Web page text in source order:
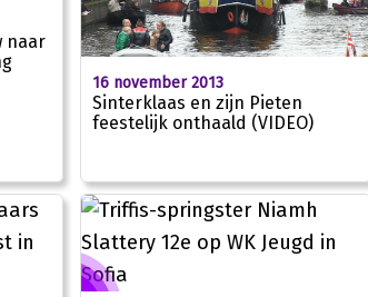
naar
16 november 2013
Sinterklaas en zijn Pieten
feestelijk onthaald (VIDEO)